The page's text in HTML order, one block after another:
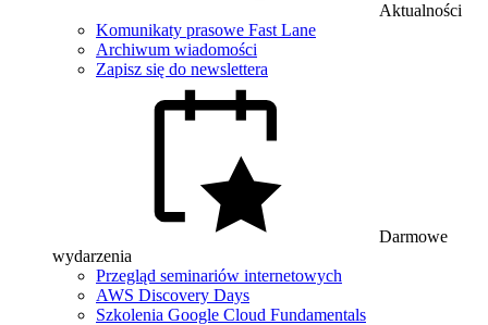
Aktualności
Komunikaty prasowe Fast Lane
Archiwum wiadomości
Zapisz się do newslettera
Darmowe
wydarzenia
Przegląd seminariów internetowych
AWS Discovery Days
Szkolenia Google Cloud Fundamentals